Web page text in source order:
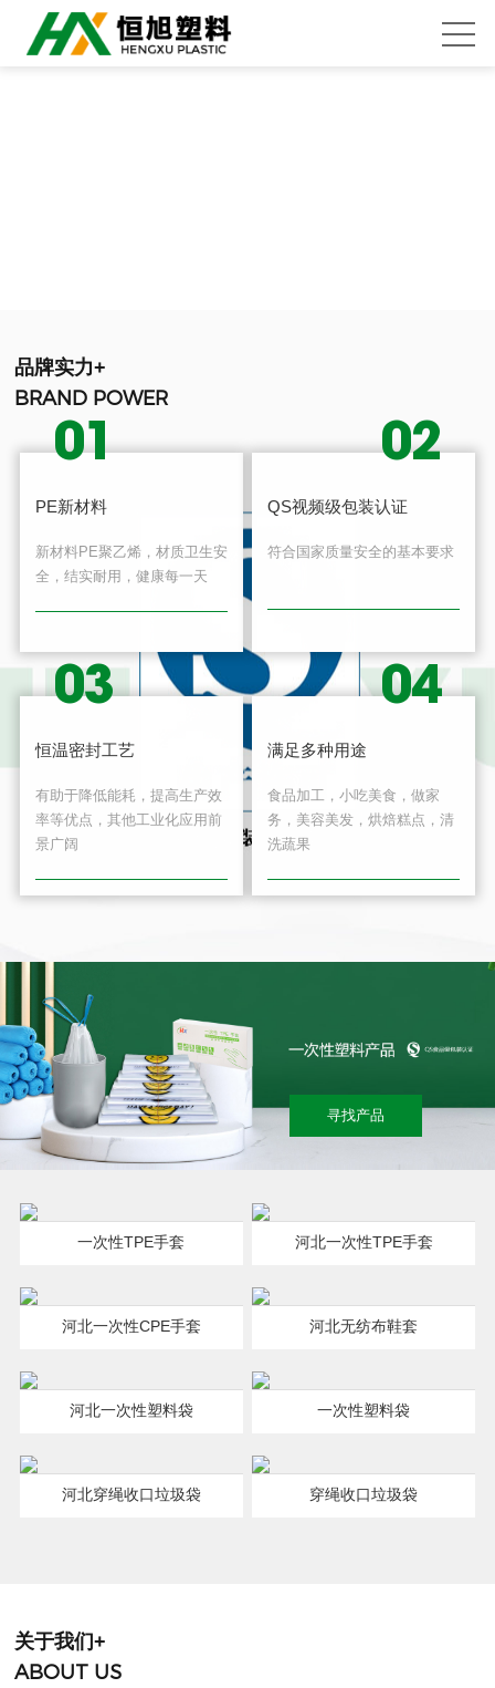
品牌实力+
BRAND POWER
01
PE新材料
新材料PE聚乙烯，材质卫生安
全，结实耐用，健康每一天
02
QS视频级包装认证
符合国家质量安全的基本要求
03
恒温密封工艺
有助于降低能耗，提高生产效
率等优点，其他工业化应用前
景广阔
04
满足多种用途
食品加工，小吃美食，做家
务，美容美发，烘焙糕点，清
洗蔬果
寻找产品
一次性TPE手套 河北一次性TPE手套
河北一次性CPE手套 河北无纺布鞋套
河北一次性塑料袋 一次性塑料袋
河北穿绳收口垃圾袋 穿绳收口垃圾袋
关于我们+
ABOUT US